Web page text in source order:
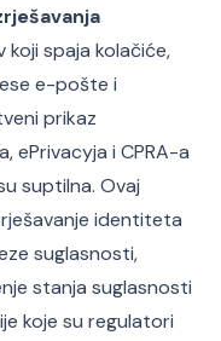
spaja kolačiće,
e-pošte i
prikaz
ePrivacyja i CPRA-a
suptilna. Ovaj
identiteta
suglasnosti,
stanja suglasnosti
koje su regulatori